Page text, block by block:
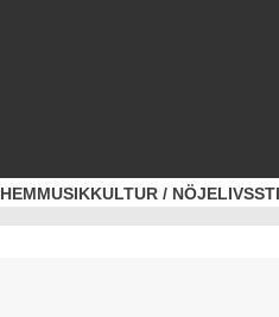
HEMMUSIKKULTUR / NÖJE